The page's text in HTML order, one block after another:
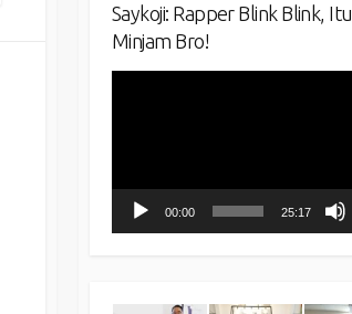
Saykoji: Rapper Blink Blink, Itu
Minjam Bro!
00:00 25:17